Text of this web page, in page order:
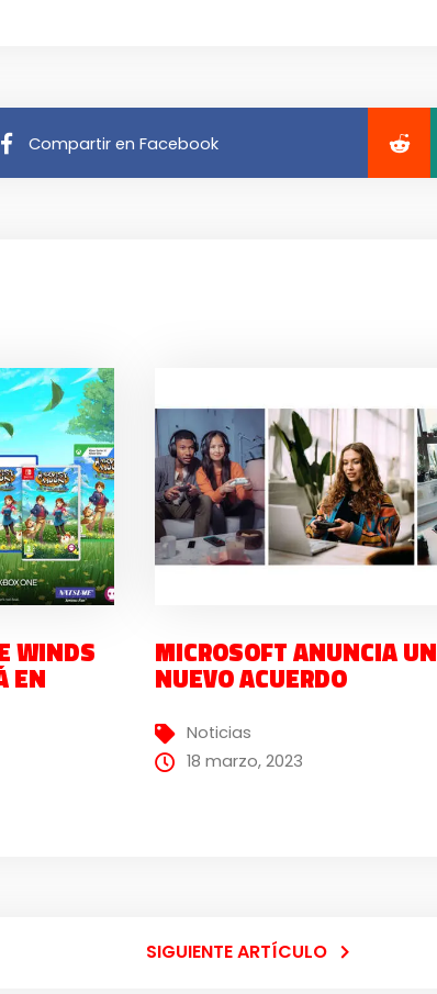
Compartir en Facebook
WINDS
EN
MICROSOFT ANUNCIA UN
NUEVO ACUERDO
Noticias
18 marzo, 2023
SIGUIENTE ARTÍCULO